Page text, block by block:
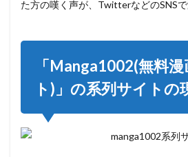
人情
スク
3.3
(3) 仮
貨の
た方の嘆く声が、TwitterなどのSNSで
「Manga1002(無料
ト)」の系列サイトの